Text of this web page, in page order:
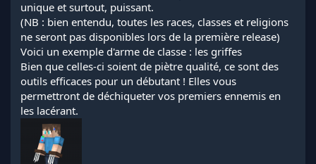
unique et surtout, puissant.
(NB : bien entendu, toutes les races, classes et religions
ne seront pas disponibles lors de la première release)
Voici un exemple d'arme de classe : les griffes
Bien que celles-ci soient de piètre qualité, ce sont des
outils efficaces pour un débutant ! Elles vous
permettront de déchiqueter vos premiers ennemis en
les lacérant.